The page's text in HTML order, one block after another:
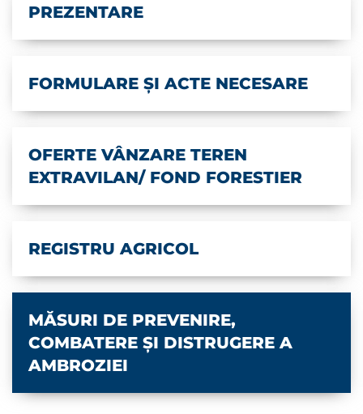
PREZENTARE
FORMULARE ȘI ACTE NECESARE
OFERTE VÂNZARE TEREN
EXTRAVILAN/ FOND FORESTIER
REGISTRU AGRICOL
MĂSURI DE PREVENIRE,
COMBATERE ŞI DISTRUGERE A
AMBROZIEI